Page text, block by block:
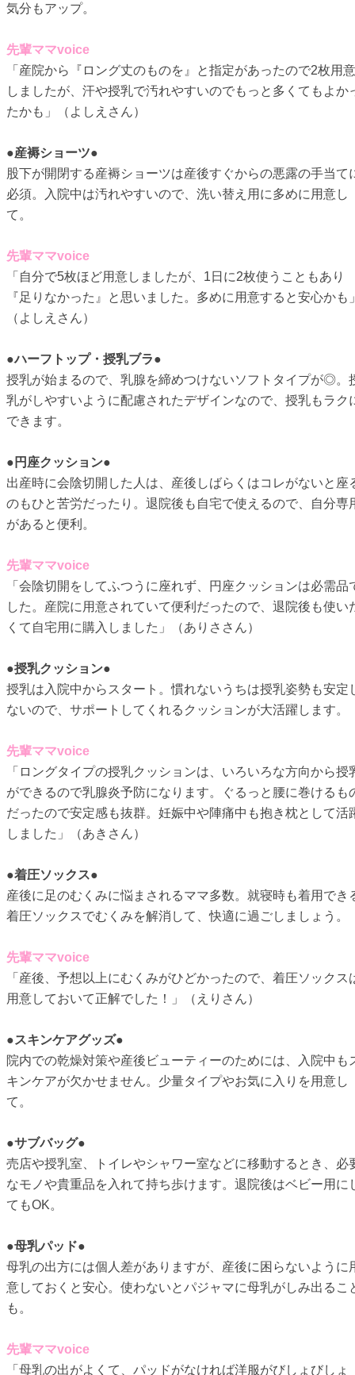
気分もアップ。
先輩ママvoice
「産院から『ロング丈のものを』と指定があったので2枚用意
しましたが、汗や授乳で汚れやすいのでもっと多くてもよか
たかも」（よしえさん）
●産褥ショーツ●
股下が開閉する産褥ショーツは産後すぐからの悪露の手当て
必須。入院中は汚れやすいので、洗い替え用に多めに用意し
て。
先輩ママvoice
「自分で5枚ほど用意しましたが、1日に2枚使うこともあり
『足りなかった』と思いました。多めに用意すると安心かも
（よしえさん）
●ハーフトップ・授乳ブラ●
授乳が始まるので、乳腺を締めつけないソフトタイプが◎。
乳がしやすいように配慮されたデザインなので、授乳もラク
できます。
● 円座クッション●
出産時に会陰切開した人は、産後しばらくはコレがないと座
のもひと苦労だったり。退院後も自宅で使えるので、自分専
があると便利。
先輩ママvoice
「会陰切開をしてふつうに座れず、円座クッションは必需品
した。産院に用意されていて便利だったので、退院後も使い
くて自宅用に購入しました」（ありささん）
●授乳クッション●
授乳は入院中からスタート。慣れないうちは授乳姿勢も安定
ないので、サポートしてくれるクッションが大活躍します。
先輩ママvoice
「ロングタイプの授乳クッションは、いろいろな方向から授
ができるので乳腺炎予防になります。ぐるっと腰に巻けるも
だったので安定感も抜群。妊娠中や陣痛中も抱き枕として活
しました」（あきさん）
●着圧ソックス●
産後に足のむくみに悩まされるママ多数。就寝時も着用でき
着圧ソックスでむくみを解消して、快適に過ごしましょう。
先輩ママvoice
「産後、予想以上にむくみがひどかったので、着圧ソックス
用意しておいて正解でした！」（えりさん）
●スキンケアグッズ●
院内での乾燥対策や産後ビューティーのためには、入院中も
キンケアが欠かせません。少量タイプやお気に入りを用意し
て。
●サブバッグ●
売店や授乳室、トイレやシャワー室などに移動するとき、必
なモノや貴重品を入れて持ち歩けます。退院後はベビー用に
てもOK。
●母乳パッド●
母乳の出方には個人差がありますが、産後に困らないように
意しておくと安心。使わないとパジャマに母乳がしみ出るこ
も。
先輩ママvoice
「母乳の出がよくて、パッドがなければ洋服がびしょびしょ